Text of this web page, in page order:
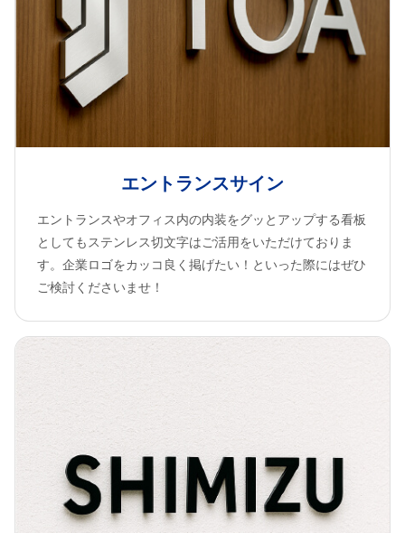
エントランスサイン
エントランスやオフィス内の内装をグッとアップする看板
としてもステンレス切文字はご活用をいただけておりま
す。企業ロゴをカッコ良く掲げたい！といった際にはぜひ
ご検討くださいませ！